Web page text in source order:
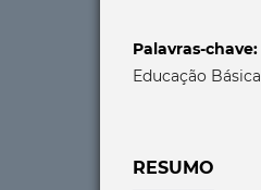
Palavras-chave:
Educação Básica
RESUMO